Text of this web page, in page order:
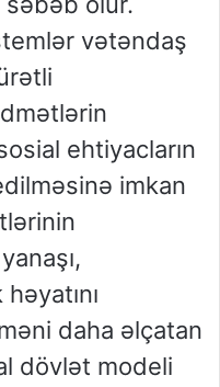
vətəndaş
ehtiyacların
imkan
daha əlçatan
dövlət modeli